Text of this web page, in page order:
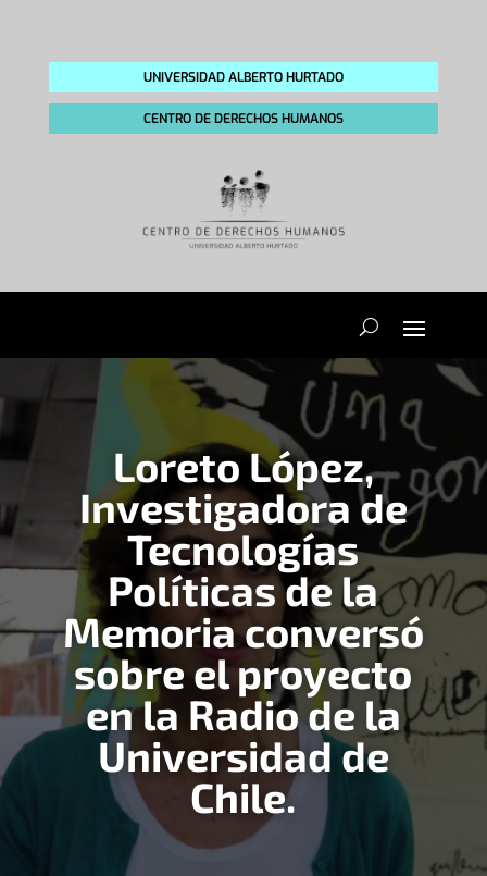
UNIVERSIDAD ALBERTO HURTADO
CENTRO DE DERECHOS HUMANOS
Loreto López,
Investigadora de
Tecnologías
Políticas de la
Memoria conversó
sobre el proyecto
en la Radio de la
Universidad de
Chile.